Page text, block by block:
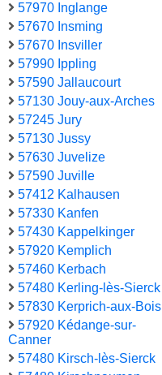
57970 Inglange
57670 Insming
57670 Insviller
57990 Ippling
57590 Jallaucourt
57130 Jouy-aux-Arches
57245 Jury
57130 Jussy
57630 Juvelize
57590 Juville
57412 Kalhausen
57330 Kanfen
57430 Kappelkinger
57920 Kemplich
57460 Kerbach
57480 Kerling-lès-Sierck
57830 Kerprich-aux-Bois
57920 Kédange-sur-
Canner
57480 Kirsch-lès-Sierck